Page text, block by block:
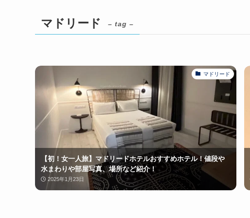
マドリード – tag –
マドリード
【初！女一人旅】マドリードホテルおすすめホテル！値段や
水まわりや部屋写真、場所など紹介！
2025年1月23日